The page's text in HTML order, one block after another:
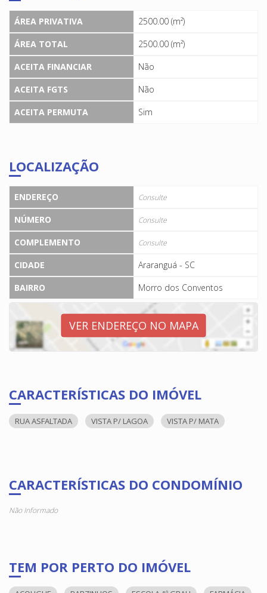
ÁREA PRIVATIVA
2500.00 (m²)
ÁREA TOTAL
2500.00 (m²)
ACEITA FINANCIAR
Não
ACEITA FGTS
Não
ACEITA PERMUTA
Sim
LOCALIZAÇÃO
ENDEREÇO Consulte
NÚMERO Consulte
COMPLEMENTO Consulte
CIDADE
Araranguá - SC
BAIRRO
Morro dos Conventos
VER ENDEREÇO NO MAPA
CARACTERÍSTICAS DO IMÓVEL
RUA ASFALTADA VISTA P/ LAGOA VISTA P/ MATA
CARACTERÍSTICAS DO CONDOMÍNIO
Não Informado
TEM POR PERTO DO IMÓVEL